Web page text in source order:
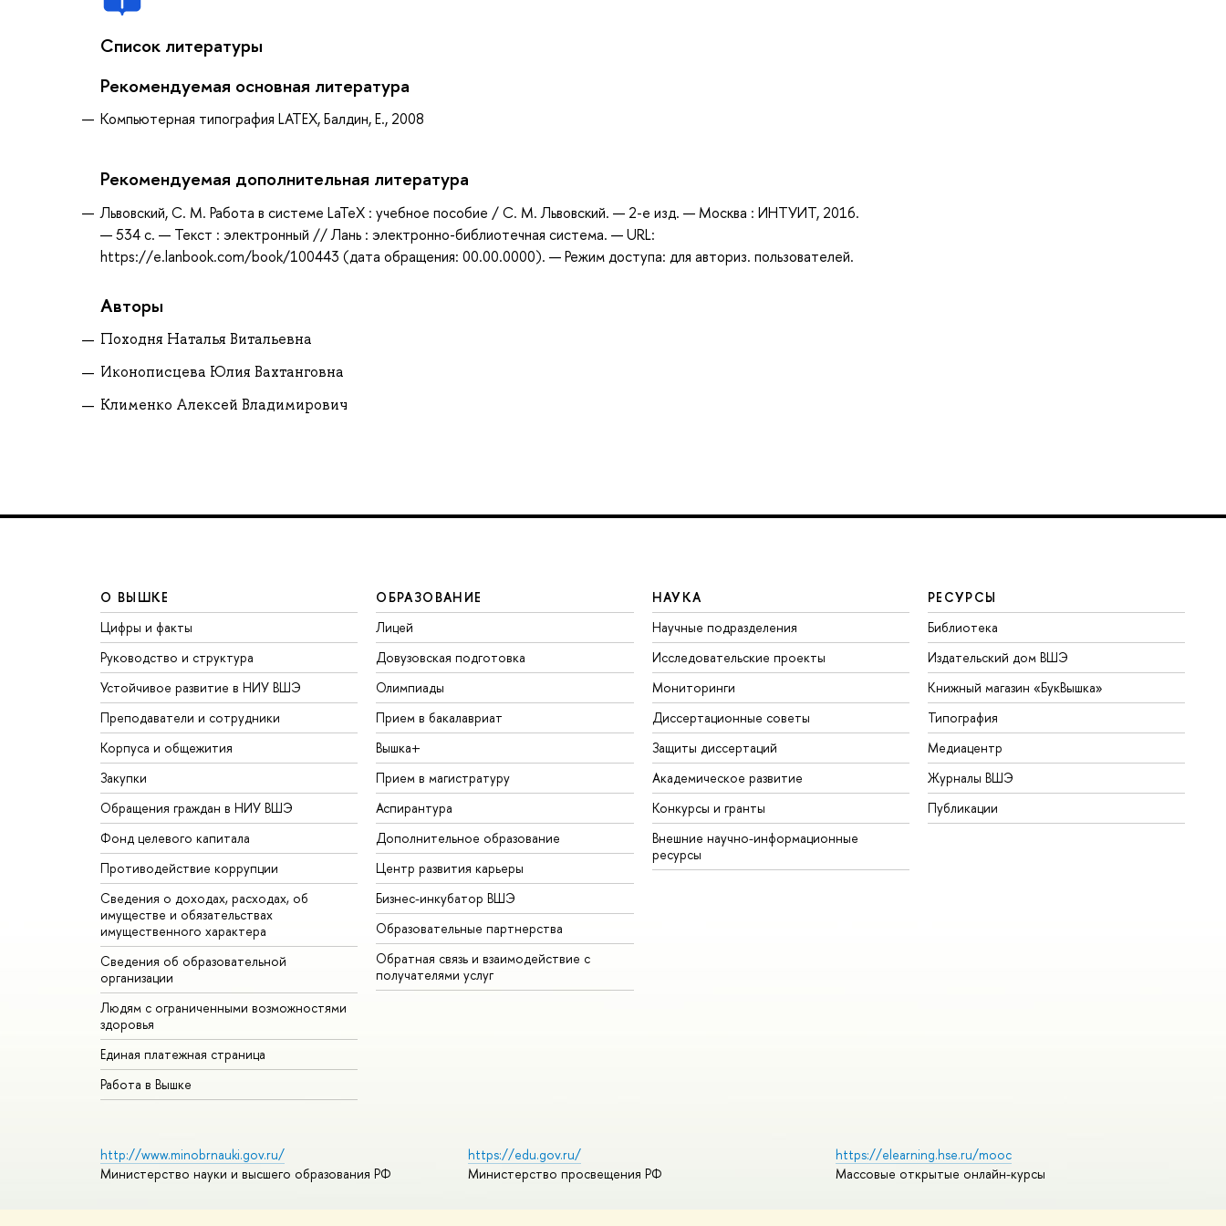
Список литературы
Рекомендуемая основная литература
Компьютерная типография LATEX, Балдин, Е., 2008
Рекомендуемая дополнительная литература
Львовский, С. М. Работа в системе LaTeX : учебное пособие / С. М. Львовский. — 2-е изд. — Москва : ИНТУИТ, 2016.
— 534 с. — Текст : электронный // Лань : электронно-библиотечная система. — URL:
https://e.lanbook.com/book/100443 (дата обращения: 00.00.0000). — Режим доступа: для авториз. пользователей.
Авторы
Походня Наталья Витальевна
Иконописцева Юлия Вахтанговна
Клименко Алексей Владимирович
О ВЫШКЕ
Цифры и факты
Руководство и структура
Устойчивое развитие в НИУ ВШЭ
Преподаватели и сотрудники
Корпуса и общежития
Закупки
Обращения граждан в НИУ ВШЭ
Фонд целевого капитала
Противодействие коррупции
Сведения о доходах, расходах, об
имуществе и обязательствах
имущественного характера
Сведения об образовательной
организации
Людям с ограниченными возможностями
здоровья
Единая платежная страница
Работа в Вышке
ОБРАЗОВАНИЕ
Лицей
Довузовская подготовка
Олимпиады
Прием в бакалавриат
Вышка+
Прием в магистратуру
Аспирантура
Дополнительное образование
Центр развития карьеры
Бизнес-инкубатор ВШЭ
Образовательные партнерства
Обратная связь и взаимодействие с
получателями услуг
НАУКА
Научные подразделения
Исследовательские проекты
Мониторинги
Диссертационные советы
Защиты диссертаций
Академическое развитие
Конкурсы и гранты
Внешние научно-информационные
ресурсы
РЕСУРСЫ
Библиотека
Издательский дом ВШЭ
Книжный магазин «БукВышка»
Типография
Медиацентр
Журналы ВШЭ
Публикации
http://www.minobrnauki.gov.ru/
Министерство науки и высшего образования РФ
https://edu.gov.ru/
Министерство просвещения РФ
https://elearning.hse.ru/mooc
Массовые открытые онлайн-курсы